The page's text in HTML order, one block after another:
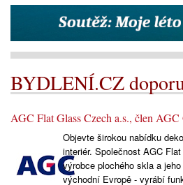
BYDLENÍ.CZ
AGC Flat Glass Czech a.s., člen
Objevte širokou nabídku
interiér. Společnost AGC
výrobce plochého skla a
východní Evropě - vyrábí